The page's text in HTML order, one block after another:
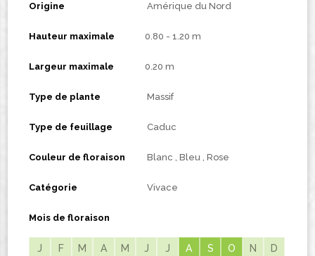
Origine Amérique du Nord
Hauteur maximale 0.80 - 1.20 m
Largeur maximale 0.20 m
Type de plante Massif
Type de feuillage Caduc
Couleur de floraison Blanc Bleu Rose
Catégorie Vivace
Mois de floraison
J F M A M J J A S O N D
A S O